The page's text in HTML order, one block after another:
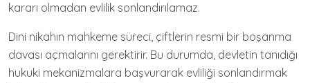
kararı olmadan evlilik sonlandırılamaz.
Dini nikahın mahkeme süreci, çiftlerin resmi bir boşanma
davası açmalarını gerektirir. Bu durumda, devletin tanıdığı
hukuki mekanizmalara başvurarak evliliği sonlandırmak